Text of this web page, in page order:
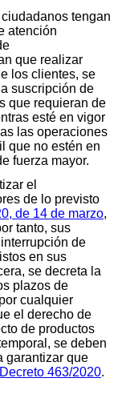
tengan
atención
que realizar
los clientes, se
suscripción de
que requieran de
esté en vigor
las operaciones
que no estén en
fuerza mayor.
el
de lo previsto
de 14 de marzo,
tanto, sus
de
en sus
se decreta la
plazos de
cualquier
el derecho de
de productos
se deben
garantizar que
463/2020.